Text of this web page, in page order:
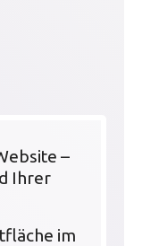
–
Ihrer
im